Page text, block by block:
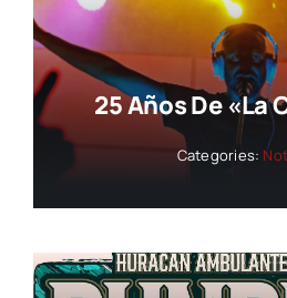
25 Años De «La
Categories: